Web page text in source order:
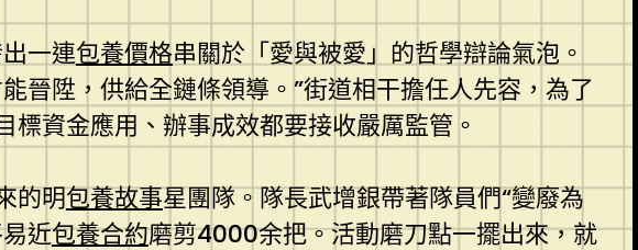
一連包養價格串關於「愛與被愛」的哲學辯論氣泡。
陞，供給全鏈條領導。”街道相干擔任人先容，為了
資金應用、辦事成效都要接收嚴厲監管。
的明包養故事星團隊。隊長武增銀帶著隊員們“變廢為
近包養合約磨剪4000余把。活動磨刀點一擺出來，就